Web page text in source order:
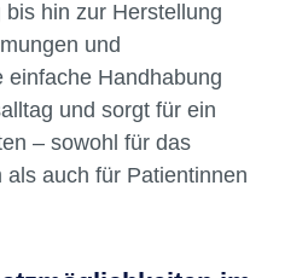
und
aus. Sie lassen sich
oft verformen und
Abkühlen eine stabile,
Diese Eigenschaften
einsetzbar – von der